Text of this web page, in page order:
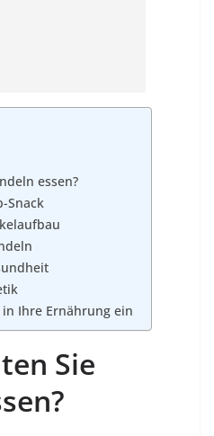
essen?
Snack
Ihre Ernährung ein
Sie